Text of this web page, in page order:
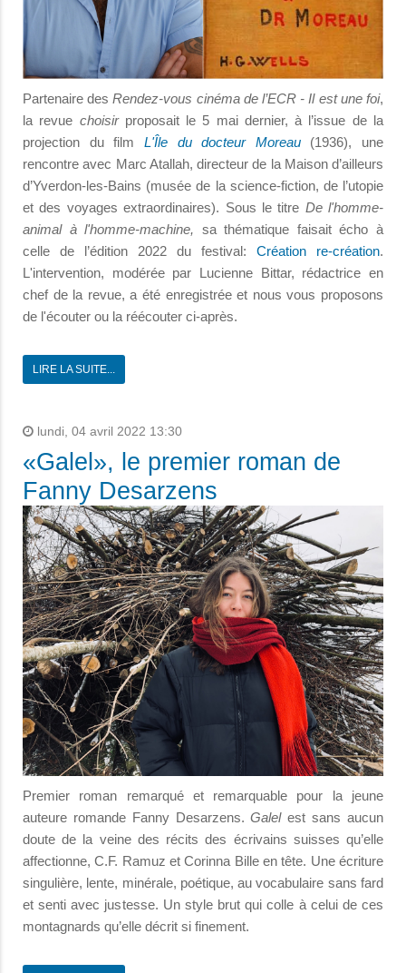
Partenaire desRendez-vous cinéma de l’ECR - Il est une foi,
la revue choisirproposait le 5 mai dernier, à l’issue de la
projection du film L'Île du docteur Moreau
(1936), une
rencontre avec Marc Atallah, directeur de la Maison d’ailleurs
d’Yverdon-les-Bains (musée de la science-fiction, de l’utopie
et des voyages extraordinaires). Sous le titre De l'homme-
animal à l'homme-machine, sa thématique faisait écho à
celle de l’édition 2022 du festival: Création re-création.
L'intervention, modérée par Lucienne Bittar, rédactrice en
chef de la revue, a été enregistrée et nous vous proposons
de l'écouter ou la réécouter ci-après.
LIRE LA SUITE...
lundi, 04 avril 2022 13:30
«Galel», le premier roman de
Fanny Desarzens
Premier roman remarqué et remarquable pour la jeune
auteure romande Fanny Desarzens.Galelest sans aucun
doute de la veine des récits des écrivains suisses qu’elle
affectionne, C.F. Ramuz et Corinna Bille en tête. Une écriture
singulière, lente, minérale, poétique, au vocabulaire sans fard
et senti avec justesse. Un style brut qui colle à celui de ces
montagnards qu’elle décrit si finement.